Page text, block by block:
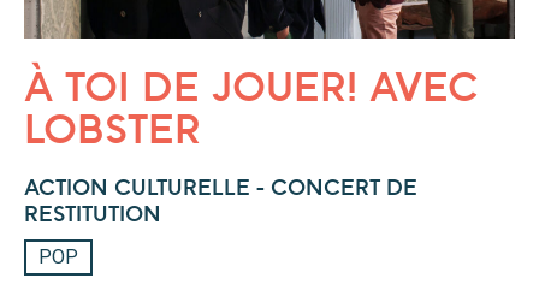
À TOI DE JOUER! AVEC
LOBSTER
ACTION CULTURELLE - CONCERT DE
RESTITUTION
POP